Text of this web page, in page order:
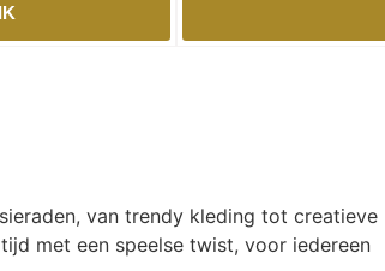
van trendy kleding tot creatieve
met een speelse twist, voor iedereen